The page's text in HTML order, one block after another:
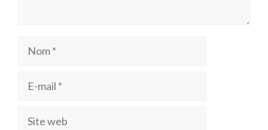
Nom
Site